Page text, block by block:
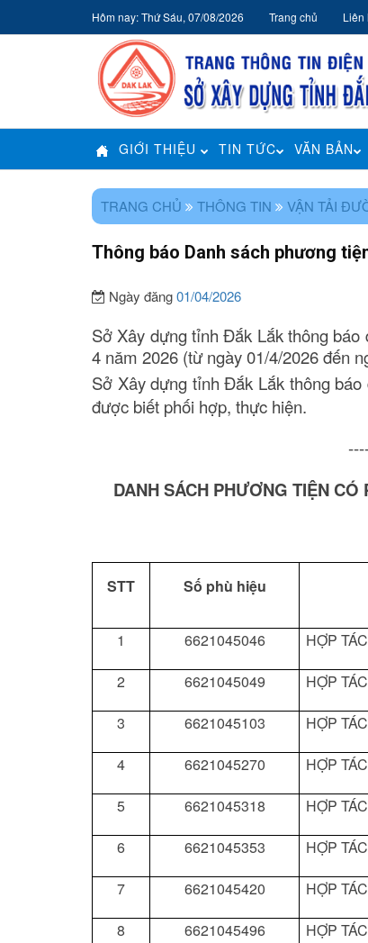
Hôm nay: Thứ Sáu, 07/08/2026 Trang chủ Liên
GIỚI THIỆU TIN TỨC VĂN BẢN
TRANG CHỦ THÔNG TIN VẬN TẢI
Thông báo Danh sách phương
Ngày đăng01/04/2026
Sở Xây dựng tỉnh Đắk Lắk thông
4 năm 2026 (từ ngày 01/4/2026đến
Sở Xây dựng tỉnh Đắk Lắk thông
được biết phối hợp, thực hiện.
DANH SÁCH PHƯƠNG TIỆN
STT Số phù hiệu
1 6621045046 HỢP
2
6621045049 HỢP
3
6621045103 HỢP
4
6621045270 HỢP
5
6621045318 HỢP
6
6621045353 HỢP
7
6621045420 HỢP
8
6621045496 HỢP